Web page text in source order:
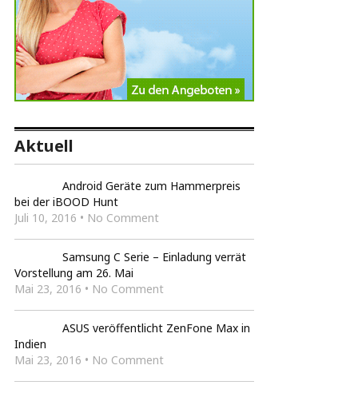
Aktuell
Android Geräte zum Hammerpreis
bei der iBOOD Hunt
Juli 10, 2016 • No Comment
Samsung C Serie – Einladung verrät
Vorstellung am 26. Mai
Mai 23, 2016 • No Comment
ASUS veröffentlicht ZenFone Max in
Indien
Mai 23, 2016 • No Comment